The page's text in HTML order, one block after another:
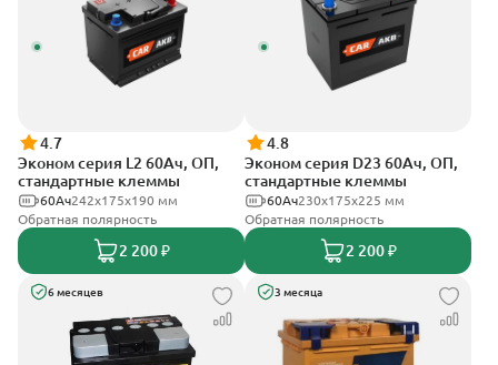
4.7
Эконом серия L2 60Ач, ОП,
стандартные клеммы
242х175х190 мм
60Ач
Обратная полярность
2 200 ₽
4.8
Эконом серия D23 60Ач, ОП,
стандартные клеммы
230x175x225 мм
60Ач
Обратная полярность
2 200 ₽
6 месяцев 3 месяца